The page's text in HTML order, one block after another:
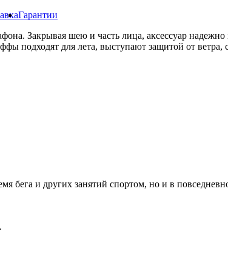
Гарантии
Закрывая шею и часть лица, аксессуар
подходят для лета, выступают защитой от ветра,
бега и других занятий спортом, но и в